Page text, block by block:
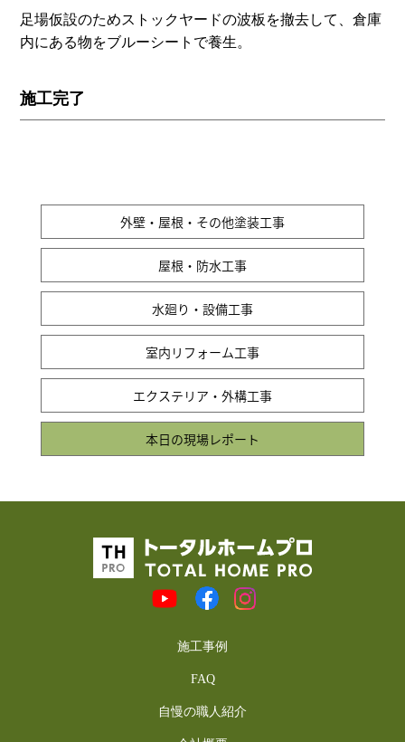
足場仮設のためストックヤードの波板を撤去して、倉庫
内にある物をブルーシートで養生。
施工完了
外壁・屋根・その他塗装工事
屋根・防水工事
水廻り・設備工事
室内リフォーム工事
エクステリア・外構工事
本日の現場レポート
施工事例
FAQ
自慢の職人紹介